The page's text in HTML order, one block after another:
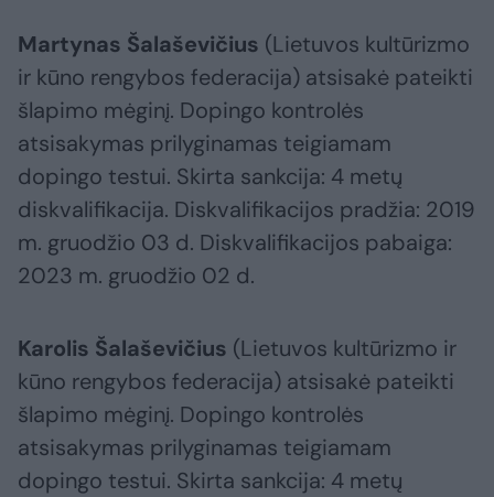
Martynas Šalaševičius (Lietuvos kultūrizmo
ir kūno rengybos federacija) atsisakė pateikti
šlapimo mėginį. Dopingo kontrolės
atsisakymas prilyginamas teigiamam
dopingo testui. Skirta sankcija: 4 metų
diskvalifikacija. Diskvalifikacijos pradžia: 2019
m. gruodžio 03 d. Diskvalifikacijos pabaiga:
2023 m. gruodžio 02 d.
Karolis Šalaševičius (Lietuvos kultūrizmo ir
kūno rengybos federacija) atsisakė pateikti
šlapimo mėginį. Dopingo kontrolės
atsisakymas prilyginamas teigiamam
dopingo testui. Skirta sankcija: 4 metų